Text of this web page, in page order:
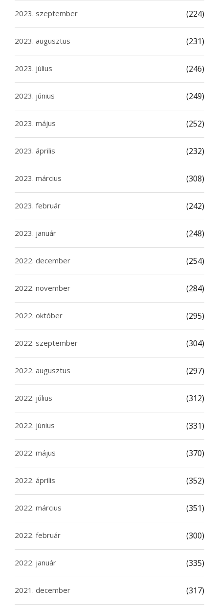
2023. szeptember (224)
2023. augusztus (231)
2023. július (246)
2023. június (249)
2023. május (252)
2023. április (232)
2023. március (308)
2023. február (242)
2023. január (248)
2022. december (254)
2022. november (284)
2022. október (295)
2022. szeptember (304)
2022. augusztus (297)
2022. július (312)
2022. június (331)
2022. május (370)
2022. április (352)
2022. március (351)
2022. február (300)
2022. január (335)
2021. december (317)